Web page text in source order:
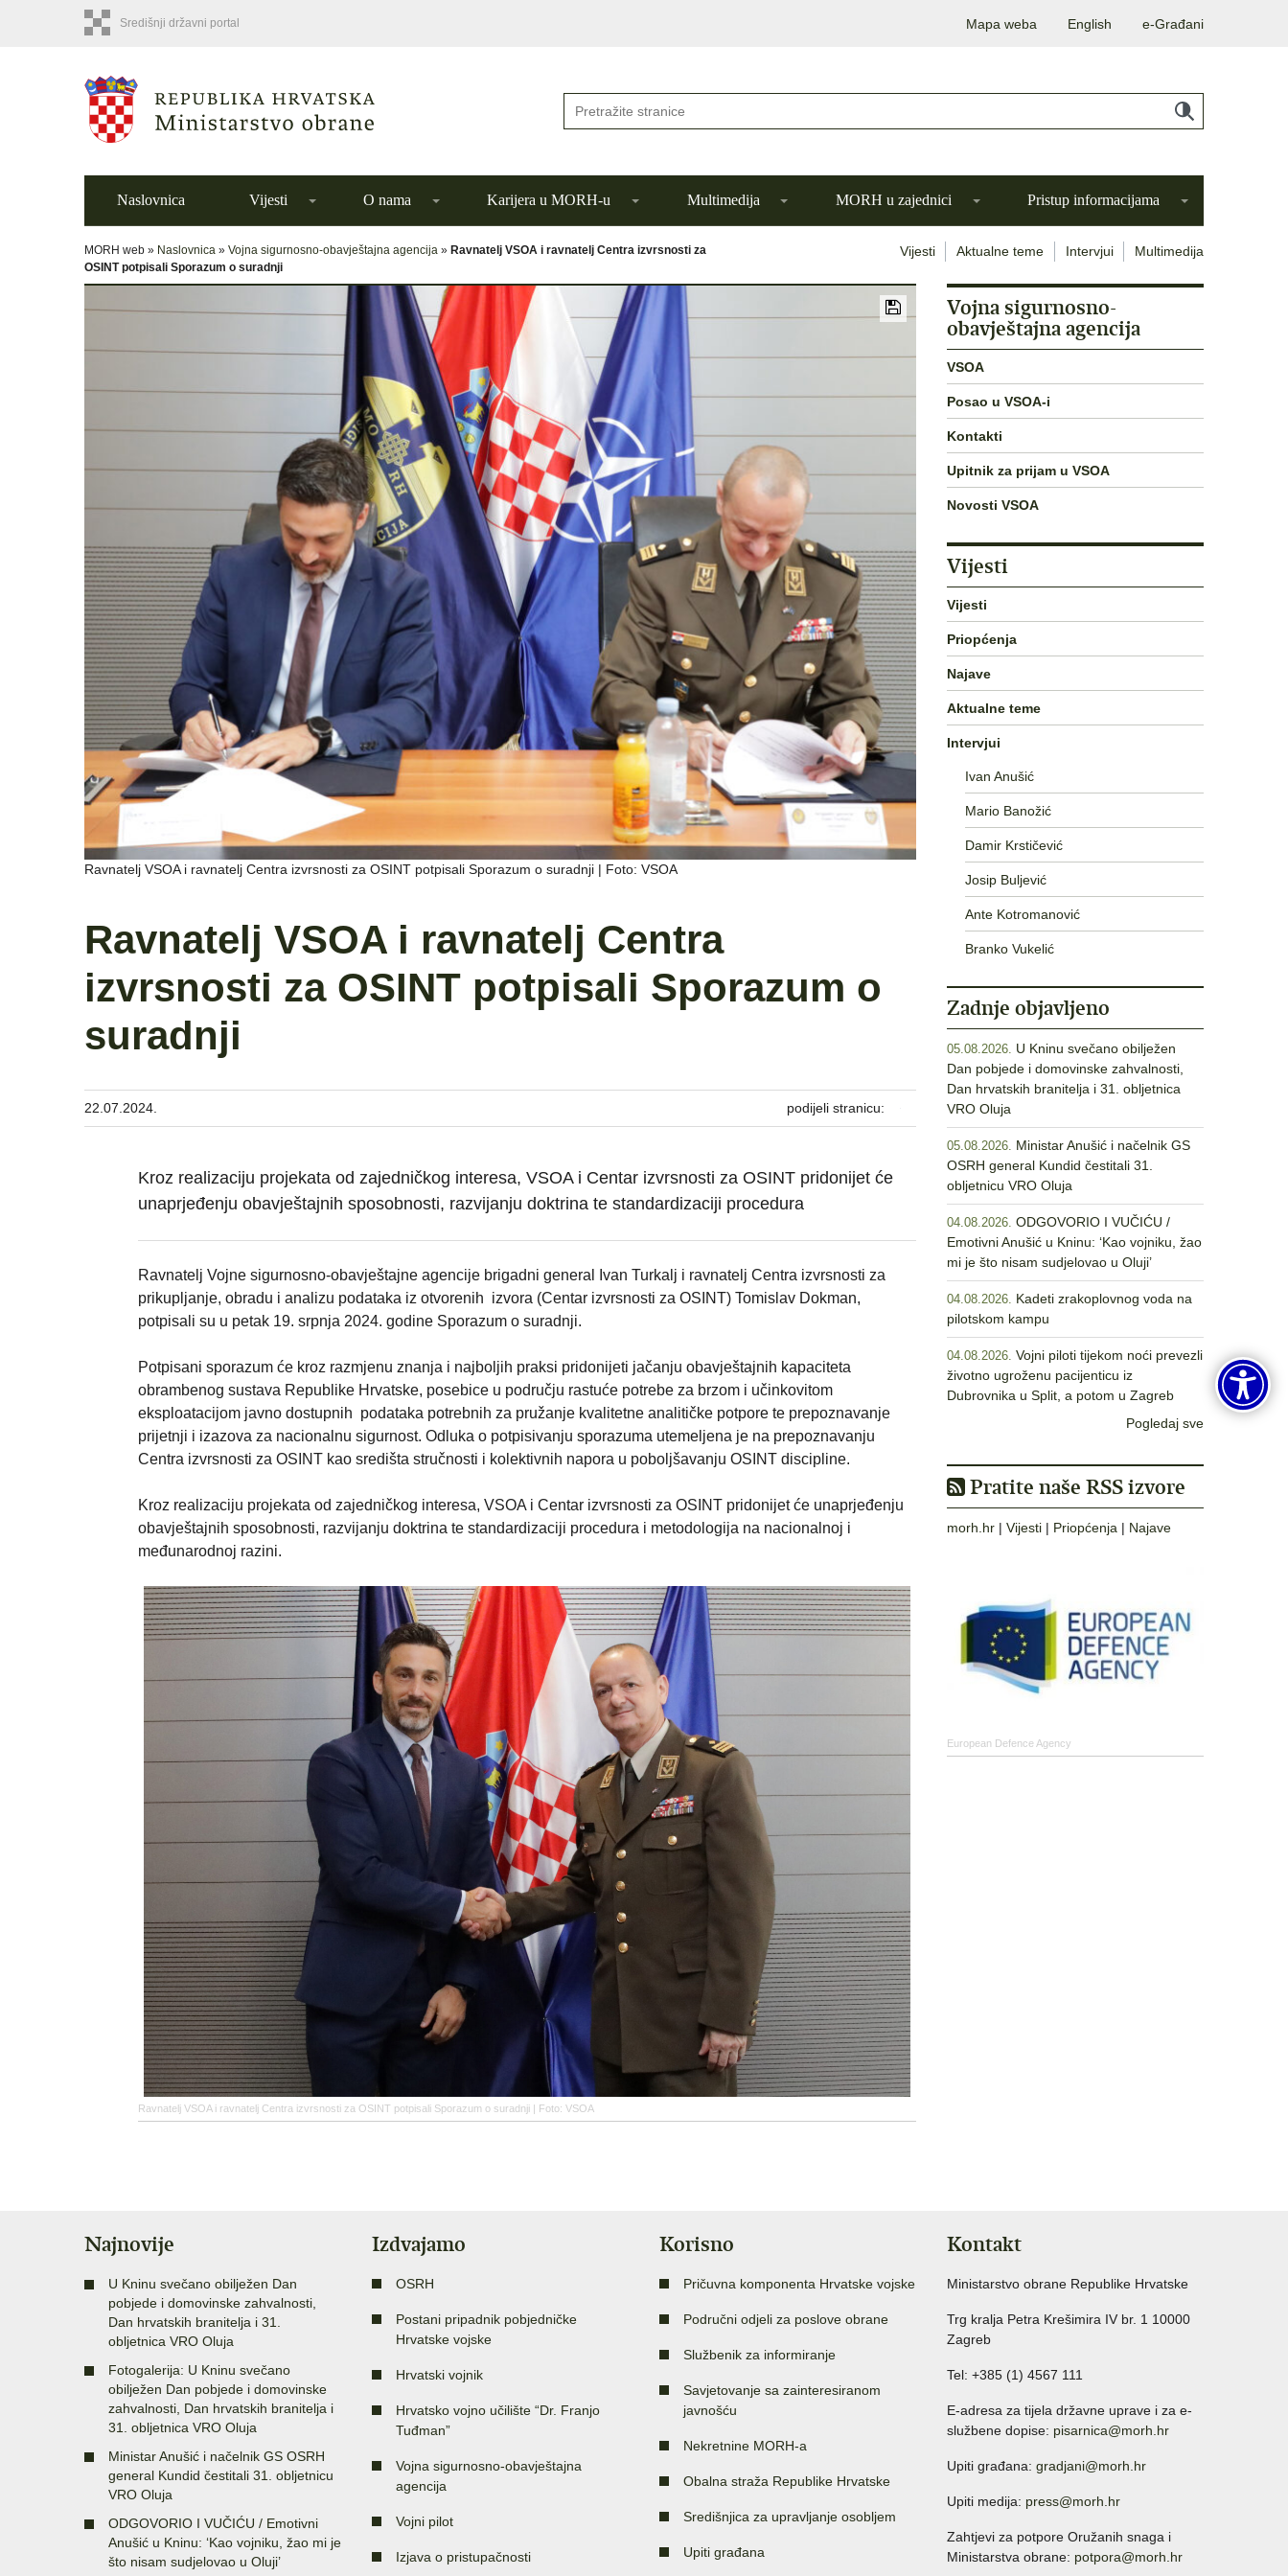
Središnji državni portal Mapa weba English e-Građani
Naslovnica Vijesti O nama Karijera u MORH-u Multimedija MORH u zajednici Pristup informacijama
MORH web » Naslovnica » Vojna sigurnosno-obavještajna agencija » Ravnatelj VSOA i ravnatelj Centra izvrsnosti za
OSINT potpisali Sporazum o suradnji
Vijesti Aktualne teme Intervjui Multimedija
Ravnatelj VSOA i ravnatelj Centra izvrsnosti za OSINT potpisali Sporazum o suradnji | Foto: VSOA
Ravnatelj VSOA i ravnatelj Centra
izvrsnosti za OSINT potpisali Sporazum o
suradnji
22.07.2024. podijeli stranicu:
Kroz realizaciju projekata od zajedničkog interesa, VSOA i Centar izvrsnosti za OSINT pridonijet će
unaprjeđenju obavještajnih sposobnosti, razvijanju doktrina te standardizaciji procedura
Ravnatelj Vojne sigurnosno-obavještajne agencije brigadni general Ivan Turkalj i ravnatelj Centra izvrsnosti za
prikupljanje, obradu i analizu podataka iz otvorenih izvora (Centar izvrsnosti za OSINT) Tomislav Dokman,
potpisali su u petak 19. srpnja 2024. godine Sporazum o suradnji.
Potpisani sporazum će kroz razmjenu znanja i najboljih praksi pridonijeti jačanju obavještajnih kapaciteta
obrambenog sustava Republike Hrvatske, posebice u području rastuće potrebe za brzom i učinkovitom
eksploatacijom javno dostupnih podataka potrebnih za pružanje kvalitetne analitičke potpore te prepoznavanje
prijetnji i izazova za nacionalnu sigurnost. Odluka o potpisivanju sporazuma utemeljena je na prepoznavanju
Centra izvrsnosti za OSINT kao središta stručnosti i kolektivnih napora u poboljšavanju OSINT discipline.
Kroz realizaciju projekata od zajedničkog interesa, VSOA i Centar izvrsnosti za OSINT pridonijet će unaprjeđenju
obavještajnih sposobnosti, razvijanju doktrina te standardizaciji procedura i metodologija na nacionalnoj i
međunarodnoj razini.
Ravnatelj VSOA i ravnatelj Centra izvrsnosti za OSINT potpisali Sporazum o suradnji | Foto: VSOA
Vojna sigurnosno-
obavještajna agencija
VSOA
Posao u VSOA-i
Kontakti
Upitnik za prijam u VSOA
Novosti VSOA
Vijesti
Vijesti
Priopćenja
Najave
Aktualne teme
Intervjui
Ivan Anušić
Mario Banožić
Damir Krstičević
Josip Buljević
Ante Kotromanović
Branko Vukelić
Zadnje objavljeno
05.08.2026. U Kninu svečano obilježen
Dan pobjede i domovinske zahvalnosti,
Dan hrvatskih branitelja i 31. obljetnica
VRO Oluja
05.08.2026. Ministar Anušić i načelnik GS
OSRH general Kundid čestitali 31.
obljetnicu VRO Oluja
04.08.2026. ODGOVORIO I VUČIĆU /
Emotivni Anušić u Kninu: ‘Kao vojniku, žao
mi je što nisam sudjelovao u Oluji’
04.08.2026. Kadeti zrakoplovnog voda na
pilotskom kampu
04.08.2026. Vojni piloti tijekom noći prevezli
životno ugroženu pacijenticu iz
Dubrovnika u Split, a potom u Zagreb
Pogledaj sve
Pratite naše RSS izvore
morh.hr | Vijesti | Priopćenja | Najave
European Defence Agency
Najnovije
U Kninu svečano obilježen Dan
pobjede i domovinske zahvalnosti,
Dan hrvatskih branitelja i 31.
obljetnica VRO Oluja
Fotogalerija: U Kninu svečano
obilježen Dan pobjede i domovinske
zahvalnosti, Dan hrvatskih branitelja i
31. obljetnica VRO Oluja
Ministar Anušić i načelnik GS OSRH
general Kundid čestitali 31. obljetnicu
VRO Oluja
ODGOVORIO I VUČIĆU / Emotivni
Anušić u Kninu: ‘Kao vojniku, žao mi je
što nisam sudjelovao u Oluji’
Izdvajamo
OSRH
Postani pripadnik pobjedničke
Hrvatske vojske
Hrvatski vojnik
Hrvatsko vojno učilište “Dr. Franjo
Tuđman”
Vojna sigurnosno-obavještajna
agencija
Vojni pilot
Izjava o pristupačnosti
Korisno
Pričuvna komponenta Hrvatske vojske
Područni odjeli za poslove obrane
Službenik za informiranje
Savjetovanje sa zainteresiranom
javnošću
Nekretnine MORH-a
Obalna straža Republike Hrvatske
Središnjica za upravljanje osobljem
Upiti građana
Kontakt
Ministarstvo obrane Republike Hrvatske
Trg kralja Petra Krešimira IV br. 1 10000
Zagreb
Tel: +385 (1) 4567 111
E-adresa za tijela državne uprave i za e-
službene dopise: pisarnica@morh.hr
Upiti građana: gradjani@morh.hr
Upiti medija: press@morh.hr
Zahtjevi za potpore Oružanih snaga i
Ministarstva obrane: potpora@morh.hr